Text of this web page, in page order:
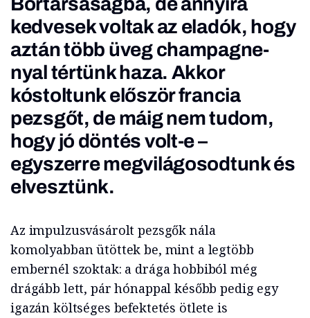
kedvesek voltak az eladók, hogy
aztán több üveg champagne-
nyal tértünk haza. Akkor
kóstoltunk először francia
pezsgőt, de máig nem tudom,
hogy jó döntés volt-e –
egyszerre megvilágosodtunk és
elvesztünk.
Az impulzusvásárolt pezsgők nála
komolyabban ütöttek be, mint a legtöbb
embernél szoktak: a drága hobbiból még
drágább lett, pár hónappal később pedig egy
igazán költséges befektetés ötlete is